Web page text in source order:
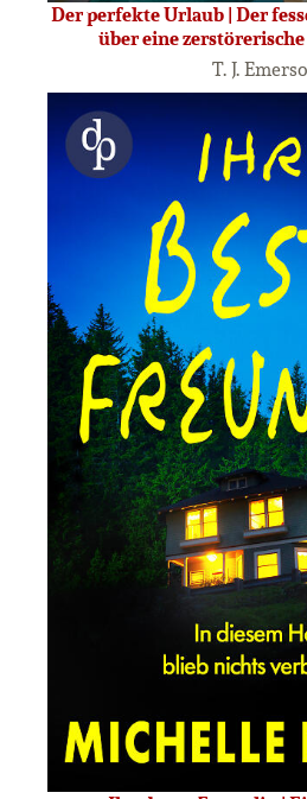
Der perfekte Urlaub | Der
über eine
T. J.